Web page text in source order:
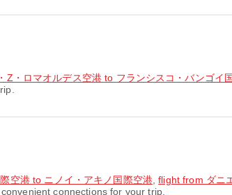
Z・ロマオルデス空港 to フランシスコ・バンゴイ
空港 to ニノイ・アキノ国際空港,flight from ダニ
connections for your trip.